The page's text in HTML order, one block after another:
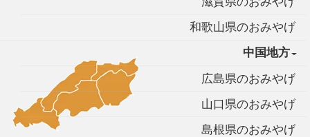
和歌山県のおみやげ
中国地方
広島県のおみやげ
山口県のおみやげ
島根県のおみやげ